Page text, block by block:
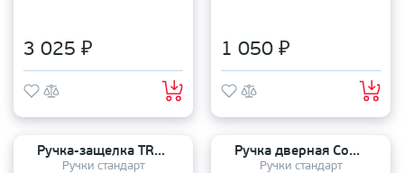
3 025 ₽ 1 050 ₽
Ручка-защелка TRODOS ЗВ2-01 PB ключ фиксатор
Ручки стандарт
Ручка дверная Code Deco H-40136-A-BLM
Ручки стандарт